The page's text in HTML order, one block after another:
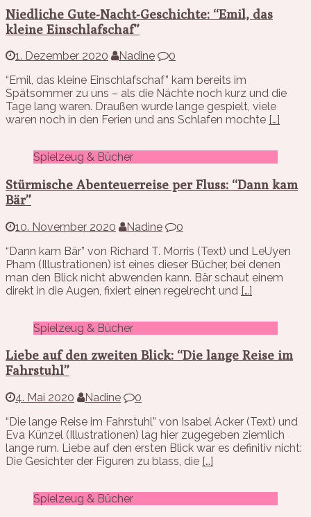
Niedliche Gute-Nacht-Geschichte: “Emil, das
kleine Einschlafschaf”
1. Dezember 2020 Nadine
0
“Emil, das kleine Einschlafschaf” kam bereits im
Spätsommer zu uns – als die Nächte noch kurz und die
Tage lang waren. Draußen wurde lange gespielt, viele
waren noch in den Ferien und ans Schlafen mochte […]
Spielzeug & Bücher
Stürmische Abenteuerreise per Fluss: “Dann kam
Bär”
10. November 2020 Nadine
0
“Dann kam Bär” von Richard T. Morris (Text) und LeUyen
Pham (Illustrationen) ist eines dieser Bücher, bei denen
man den Blick nicht abwenden kann. Bär schaut einem
direkt in die Augen, fixiert einen regelrecht und […]
Spielzeug & Bücher
Liebe auf den zweiten Blick: “Die lange Reise im
Fahrstuhl”
4. Mai 2020 Nadine
0
“Die lange Reise im Fahrstuhl” von Isabel Acker (Text) und
Eva Künzel (Illustrationen) lag hier zugegeben ziemlich
lange rum. Liebe auf den ersten Blick war es definitiv nicht:
Die Gesichter der Figuren zu blass, die […]
Spielzeug & Bücher